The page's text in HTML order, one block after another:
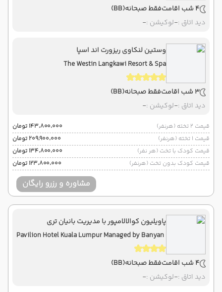
4 شب اقامت فقط صبحانه(BB)
دید اتاق :-لوکیشن :-
وستین لنکاوی ریزورت اند اسپا
The Westin Langkawi Resort & Spa
3 شب اقامت فقط صبحانه(BB)
دید اتاق :-لوکیشن :-
قیمت 2 تخته (هرنفر)
۱۴۳٬۸۰۰٬۰۰۰ تومان
قیمت 1 تخته (هرنفر)
۲۰۹٬۹۰۰٬۰۰۰ تومان
قیمت کودک با تخت (هر نفر)
۱۳۴٬۸۰۰٬۰۰۰ تومان
قیمت کودک بدون تخت (هرنفر)
۱۲۳٬۸۰۰٬۰۰۰ تومان
مشاوره و رزرو رایگان
پاویلیون کوالالامپور با مدیریت بانیان تری
Pavilion Hotel Kuala Lumpur Managed by Banyan
4 شب اقامت
فقط صبحانه(BB)
دید اتاق :-لوکیشن :-